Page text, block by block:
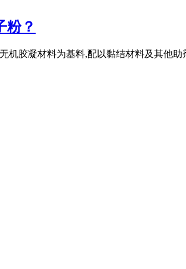
粉？
机胶凝材料为基料,配以黏结材料及其他